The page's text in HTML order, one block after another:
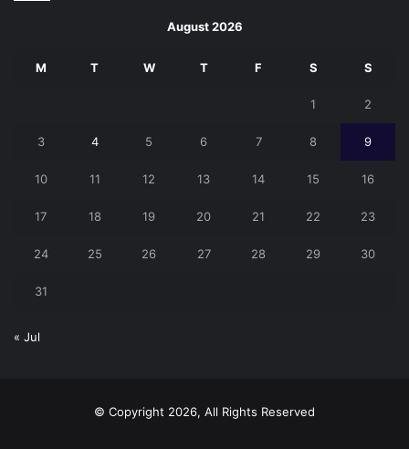
August 2026
M T W T F S S
1 2
3 4 5 6 7 8 9
10 11 12 13 14 15 16
17 18 19 20 21 22 23
24 25 26 27 28 29 30
31
« Jul
© Copyright 2026, All Rights Reserved